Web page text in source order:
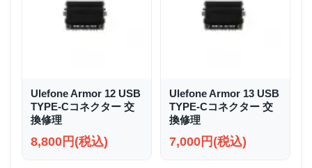
Ulefone Armor 12 USB
TYPE-Cコネクター 交
換修理
8,800円(税込)
Ulefone Armor 13 USB
TYPE-Cコネクター 交
換修理
7,000円(税込)